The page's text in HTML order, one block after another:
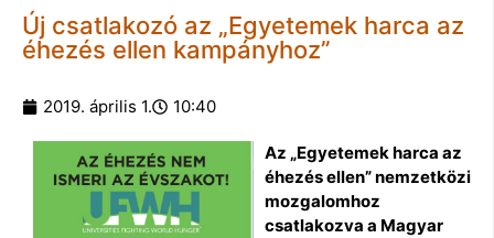
Új csatlakozó az „Egyetemek harca az
éhezés ellen kampányhoz”
2019. április 1. 10:40
Az „Egyetemek harca az
éhezés ellen” nemzetközi
mozgalomhoz
csatlakozva a Magyar